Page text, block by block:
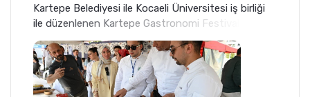
Kartepe Belediyesi ile Kocaeli Üniversitesi iş birliği
ile düzenlenen Kartepe Gastronomi Festivali, Kent
Meydanı’nda binlerce lezzet tutkununu ağırladı.